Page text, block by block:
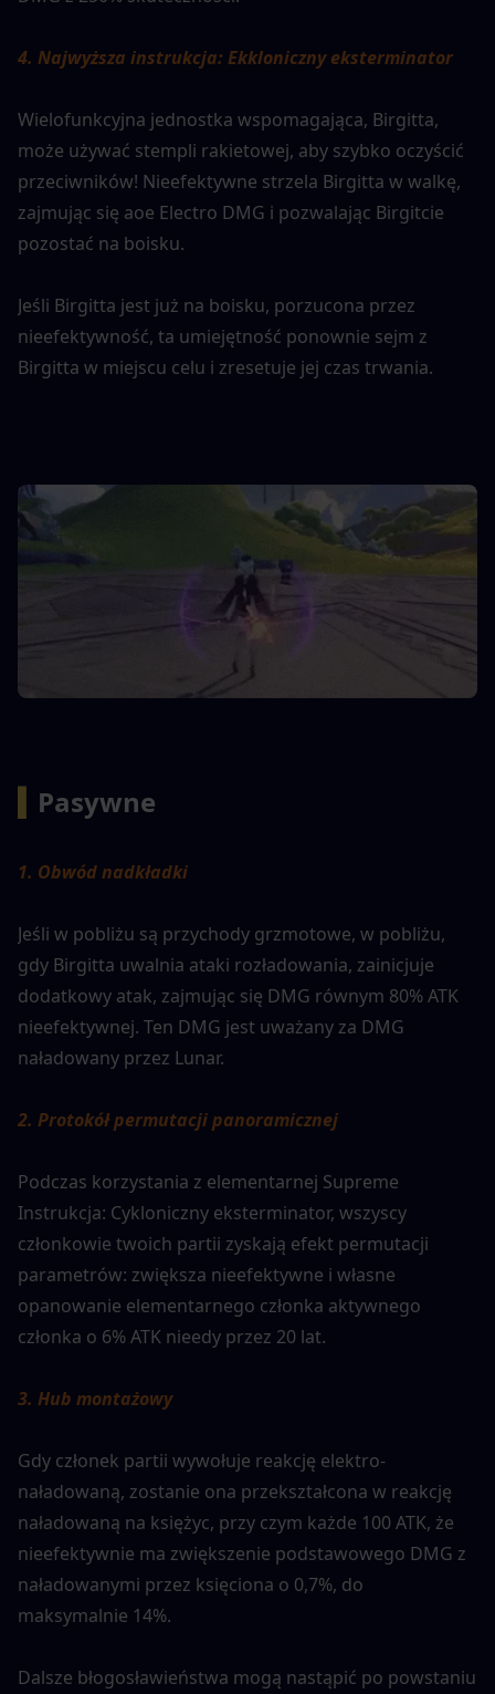
4. Najwyższa instrukcja: Ekkloniczny eksterminator
Wielofunkcyjna jednostka wspomagająca, Birgitta,
może używać stempli rakietowej, aby szybko oczyścić
przeciwników! Nieefektywne strzela Birgitta w walkę,
zajmując się aoe Electro DMG i pozwalając Birgitcie
pozostać na boisku.
Jeśli Birgitta jest już na boisku, porzucona przez
nieefektywność, ta umiejętność ponownie sejm z
Birgitta w miejscu celu i zresetuje jej czas trwania.
Pasywne
1. Obwód nadkładki
Jeśli w pobliżu są przychody grzmotowe, w pobliżu,
gdy Birgitta uwalnia ataki rozładowania, zainicjuje
dodatkowy atak, zajmując się DMG równym 80% ATK
nieefektywnej. Ten DMG jest uważany za DMG
naładowany przez Lunar.
2. Protokół permutacji panoramicznej
Podczas korzystania z elementarnej Supreme
Instrukcja: Cykloniczny eksterminator, wszyscy
członkowie twoich partii zyskają efekt permutacji
parametrów: zwiększa nieefektywne i własne
opanowanie elementarnego członka aktywnego
członka o 6% ATK nieedy przez 20 lat.
3. Hub montażowy
Gdy członek partii wywołuje reakcję elektro-
naładowaną, zostanie ona przekształcona w reakcję
naładowaną na księżyc, przy czym każde 100 ATK, że
nieefektywnie ma zwiększenie podstawowego DMG z
naładowanymi przez księciona o 0,7%, do
maksymalnie 14%.
Dalsze błogosławieństwa mogą nastąpić po powstaniu